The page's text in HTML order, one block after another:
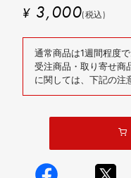
¥ 3,000(税込)
通常商品は1週間程度で
受注商品・取り寄せ商
に関しては、下記の注